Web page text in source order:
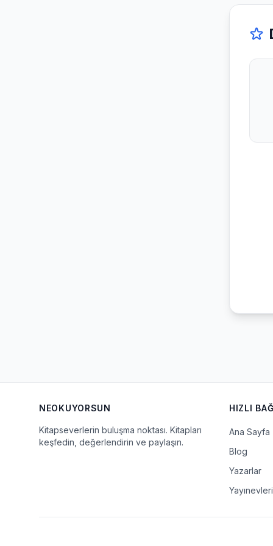
NEOKUYORSUN
Kitapseverlerin buluşma noktası. Kitapları
keşfedin, değerlendirin ve paylaşın.
HIZLI
Ana Sayfa
Blog
Yazarlar
Yayınevleri